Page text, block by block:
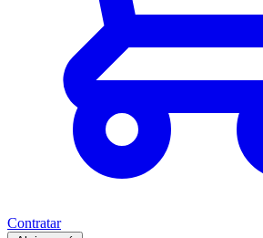
Contratar